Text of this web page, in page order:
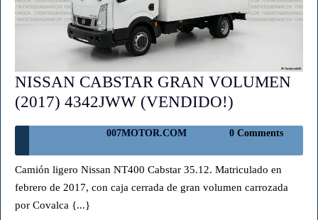
NISSAN CABSTAR GRAN VOLUMEN
(2017) 4342JWW (VENDIDO!)
GRAN
VOLUMEN
007MOTOR.COM 007MOTOR.COM
0 Comments
Camión ligero Nissan NT400 Cabstar 35.12. Matriculado en
febrero de 2017, con caja cerrada de gran volumen carrozada
por Covalca {...}